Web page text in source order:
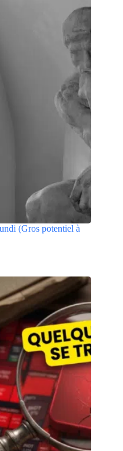
(Gros potentiel à